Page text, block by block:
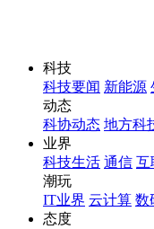
科技
科技要闻 新能源
动态
科协动态 地方科
业界
科技生活 通信 互
潮玩
IT业界 云计算 数
态度